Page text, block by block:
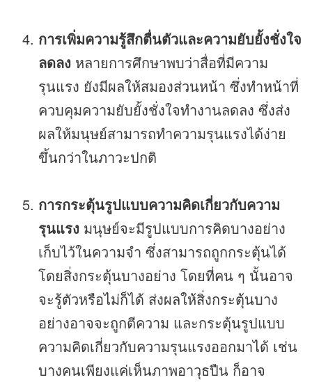
การเพิ่มความรู้สึกตื่นตัวและความยับยั้งชั่งใจ
ลดลง หลายการศึกษาพบว่าสื่อที่มีความ
รุนแรง ยังมีผลให้สมองส่วนหน้า ซึ่งทำหน้าที่
ควบคุมความยับยั้งชั่งใจทำงานลดลง ซึ่งส่ง
ผลให้มนุษย์สามารถทำความรุนแรงได้ง่าย
ขึ้นกว่าในภาวะปกติ
การกระตุ้นรูปแบบความคิดเกี่ยวกับความ
รุนแรง มนุษย์จะมีรูปแบบการคิดบางอย่าง
เก็บไว้ในความจำ ซึ่งสามารถถูกกระตุ้นได้
โดยสิ่งกระตุ้นบางอย่าง โดยที่คน ๆ นั้นอาจ
จะรู้ตัวหรือไม่ก็ได้ ส่งผลให้สิ่งกระตุ้นบาง
อย่างอาจจะถูกตีความ และกระตุ้นรูปแบบ
ความคิดเกี่ยวกับความรุนแรงออกมาได้ เช่น
บางคนเพียงแค่เห็นภาพอาวุธปืน ก็อาจ